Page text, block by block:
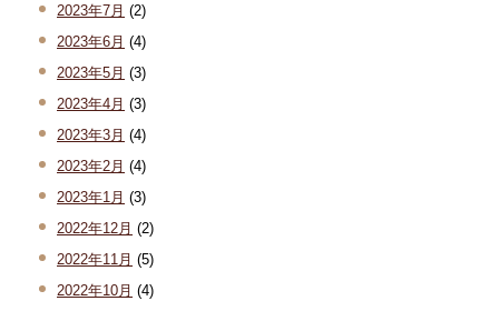
2023年7月 (2)
2023年6月 (4)
2023年5月 (3)
2023年4月 (3)
2023年3月 (4)
2023年2月 (4)
2023年1月 (3)
2022年12月 (2)
2022年11月 (5)
2022年10月 (4)